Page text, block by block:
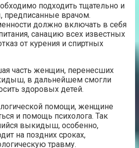
подходить тщательно и
врачом.
должно включать в себя
санацию всех известных
от курения и спиртных
часть женщин, перенесших
в дальнейшем смогли
здоровых детей.
помощи, женщине
и помощь психолога. Так
выкидыш, особенно,
на поздних сроках,
травму.